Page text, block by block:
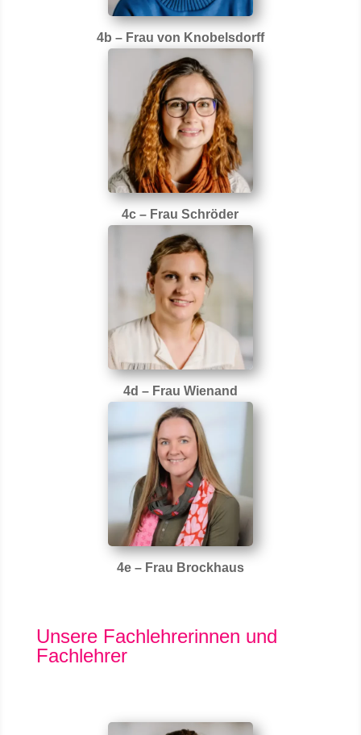
4b – Frau von Knobelsdorff
4c – Frau Schröder
4d – Frau Wienand
4e – Frau Brockhaus
Unsere Fachlehrerinnen und
Fachlehrer